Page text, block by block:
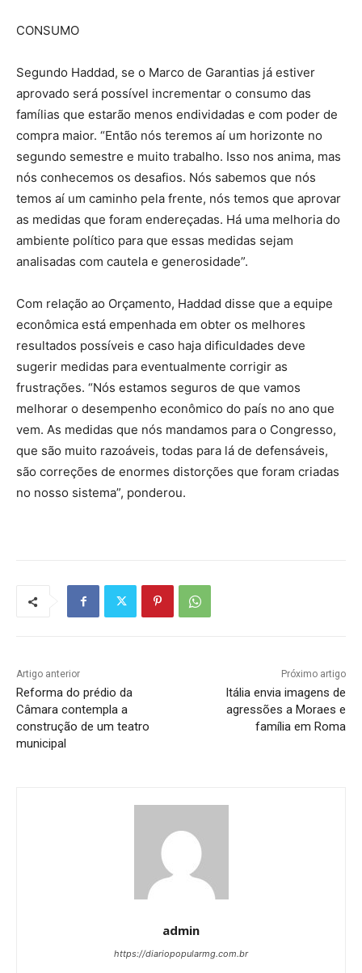
CONSUMO
Segundo Haddad, se o Marco de Garantias já estiver
aprovado será possível incrementar o consumo das
famílias que estarão menos endividadas e com poder de
compra maior. “Então nós teremos aí um horizonte no
segundo semestre e muito trabalho. Isso nos anima, mas
nós conhecemos os desafios. Nós sabemos que nós
temos aí um caminho pela frente, nós temos que aprovar
as medidas que foram endereçadas. Há uma melhoria do
ambiente político para que essas medidas sejam
analisadas com cautela e generosidade”.
Com relação ao Orçamento, Haddad disse que a equipe
econômica está empenhada em obter os melhores
resultados possíveis e caso haja dificuldades deve
sugerir medidas para eventualmente corrigir as
frustrações. “Nós estamos seguros de que vamos
melhorar o desempenho econômico do país no ano que
vem. As medidas que nós mandamos para o Congresso,
que são muito razoáveis, todas para lá de defensáveis,
são correções de enormes distorções que foram criadas
no nosso sistema”, ponderou.
Artigo anterior
Reforma do prédio da
Câmara contempla a
construção de um teatro
municipal
Próximo artigo
Itália envia imagens de
agressões a Moraes e
família em Roma
admin
https://diariopopularmg.com.br